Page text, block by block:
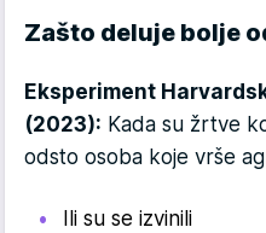
Zašto deluje bolje
Eksperiment
(2023): Kada su žrtve
odsto osoba koje vrše
Ili su se izvinili